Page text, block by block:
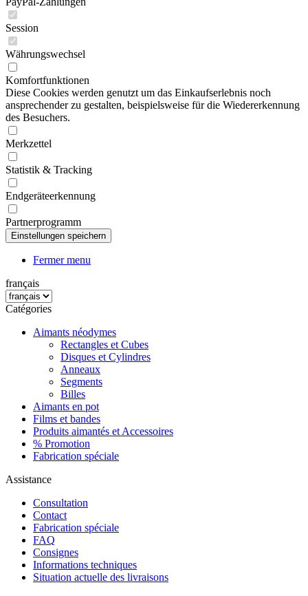
Session
Währungswechsel
Komfortfunktionen
Diese Cookies werden genutzt um das Einkaufserlebnis noch
ansprechender zu gestalten, beispielsweise für die Wiedererkennung
des Besuchers.
Merkzettel
Statistik & Tracking
Endgeräteerkennung
Partnerprogramm
Fermer menu
français
Catégories
Aimants néodymes
Rectangles et Cubes
Disques et Cylindres
Anneaux
Segments
Billes
Aimants en pot
Films et bandes
Produits aimantés et Accessoires
% Promotion
Fabrication spéciale
Assistance
Consultation
Contact
Fabrication spéciale
FAQ
Consignes
Informations techniques
Situation actuelle des livraisons